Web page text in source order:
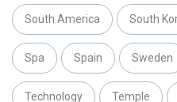
South America South
Spa Spain Sweden
Technology Temple